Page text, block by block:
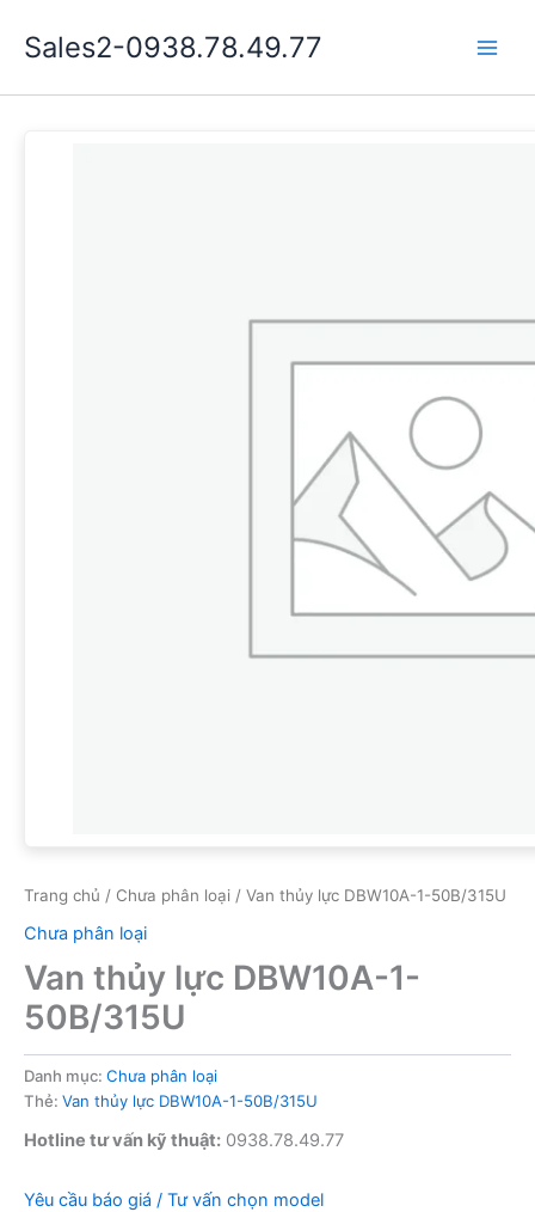
dung
Sales2-0938.78.49.77
Trang chủ / Chưa phân loại / Van thủy lực DBW10A-1-50B/315U
Chưa phân loại
Van thủy lực DBW10A-1-
50B/315U
Danh mục: Chưa phân loại
Thẻ: Van thủy lực DBW10A-1-50B/315U
Hotline tư vấn kỹ thuật: 0938.78.49.77
Yêu cầu báo giá / Tư vấn chọn model